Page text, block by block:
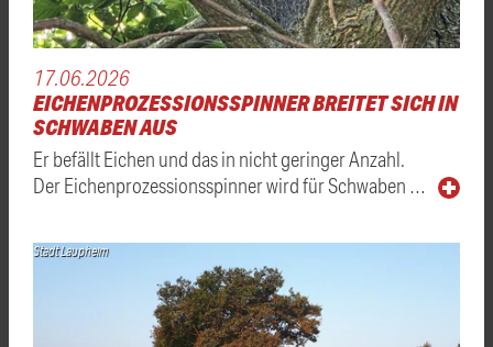
17.06.2026
EICHENPROZESSIONSSPINNER BREITET SICH IN
SCHWABEN AUS
Er befällt Eichen und das in nicht geringer Anzahl.
Der Eichenprozessionsspinner wird für Schwaben …
Stadt Laupheim